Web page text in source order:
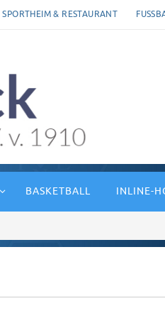
SPORTHEIM & RESTAURANT
BASKETBALL INLINE-